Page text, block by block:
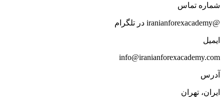
شماره تماس
@iranianforexacademy در تلگرام
ایمیل
info@iranianforexacademy.com
آدرس
ایران، تهران